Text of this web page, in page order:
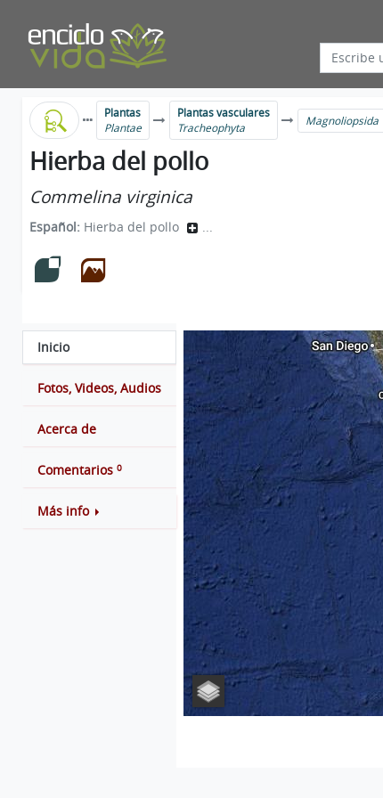
Plantas
Plantae
Plantas vasculares
Tracheophyta
Magnoliopsida
Hierba del pollo
Commelina virginica
Español: Hierba del pollo ...
Inicio
Fotos, Videos, Audios
Acerca de
Comentarios 0
Más info